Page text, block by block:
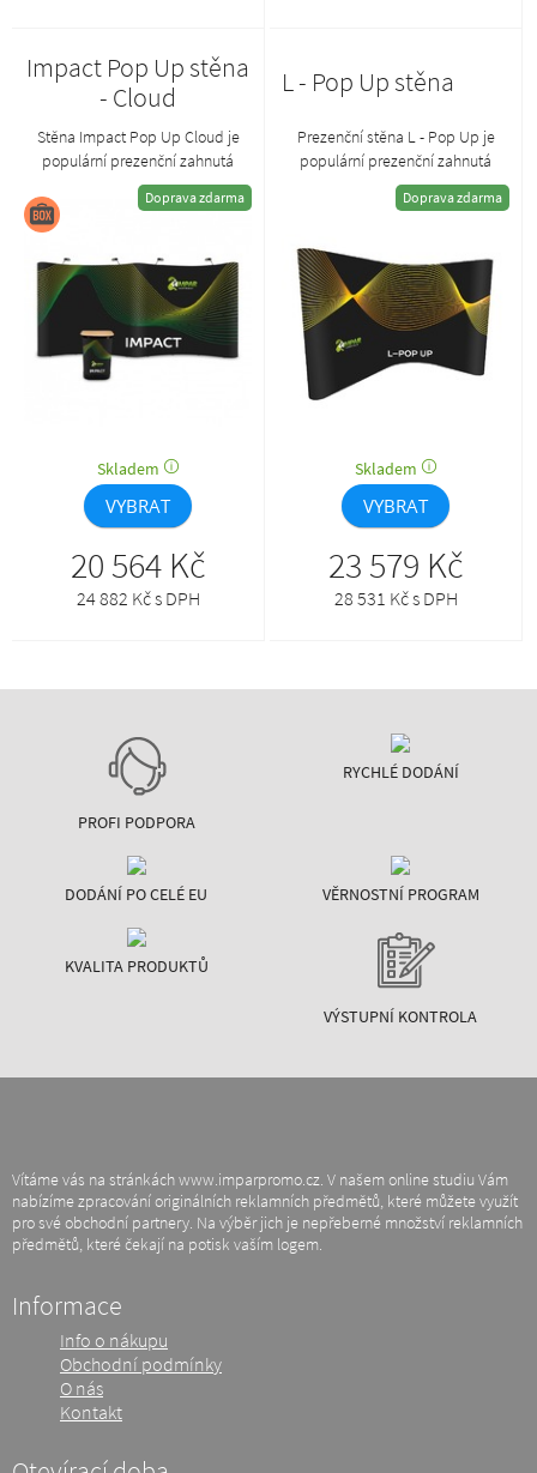
Impact Pop Up stěna
- Cloud
Stěna Impact Pop Up Cloud je
populární prezenční zahnutá
stěna ve tvaru vlny. Základem je
zakřivená konstrukce, na níž jsou
připevněny grafické panely ve
formě pružných pásů.
Doprava zdarma
Skladem
VYBRAT
20 564 Kč
24 882 Kč s DPH
L - Pop Up stěna
Prezenční stěna L - Pop Up je
populární prezenční zahnutá
stěna. Základem je eloxovaný
povrch konstrukce do písmene L,
panely ve formě pružných pásů.
Doprava zdarma
Skladem
VYBRAT
23 579 Kč
28 531 Kč s DPH
PROFI PODPORA
RYCHLÉ DODÁNÍ
DODÁNÍ PO CELÉ EU VĚRNOSTNÍ PROGRAM
KVALITA PRODUKTŮ
VÝSTUPNÍ KONTROLA
Vítáme vás na stránkách www.imparpromo.cz. V našem online studiu Vám
nabízíme zpracování originálních reklamních předmětů, které můžete využít
pro své obchodní partnery. Na výběr jich je nepřeberné množství reklamních
předmětů, které čekají na potisk vaším logem.
Informace
Info o nákupu
Obchodní podmínky
O nás
Kontakt